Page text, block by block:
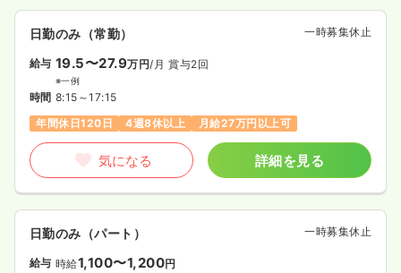
日勤のみ（常勤） 一時募集休止
給与 19.5〜27.9万円/月 賞与2回
※一例
時間 8:15～17:15
年間休日120日
4週8休以上 月給27万円以上可
気になる 詳細を見る
日勤のみ（パート） 一時募集休止
給与 時給1,100〜1,200円